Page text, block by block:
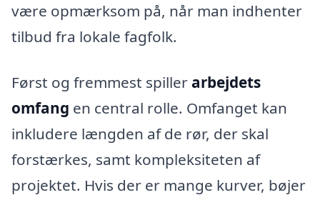
være opmærksom på, når man indhenter
tilbud fra lokale fagfolk.
Først og fremmest spiller arbejdets
omfang en central rolle. Omfanget kan
inkludere længden af de rør, der skal
forstærkes, samt kompleksiteten af
projektet. Hvis der er mange kurver, bøjer